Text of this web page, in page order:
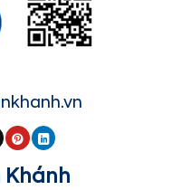
Khánh